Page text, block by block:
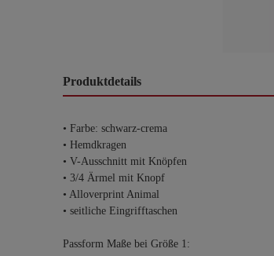
Produktdetails
• Farbe: schwarz-crema
• Hemdkragen
• V-Ausschnitt mit Knöpfen
• 3/4 Ärmel mit Knopf
• Alloverprint Animal
• seitliche Eingrifftaschen
Passform Maße bei Größe 1: